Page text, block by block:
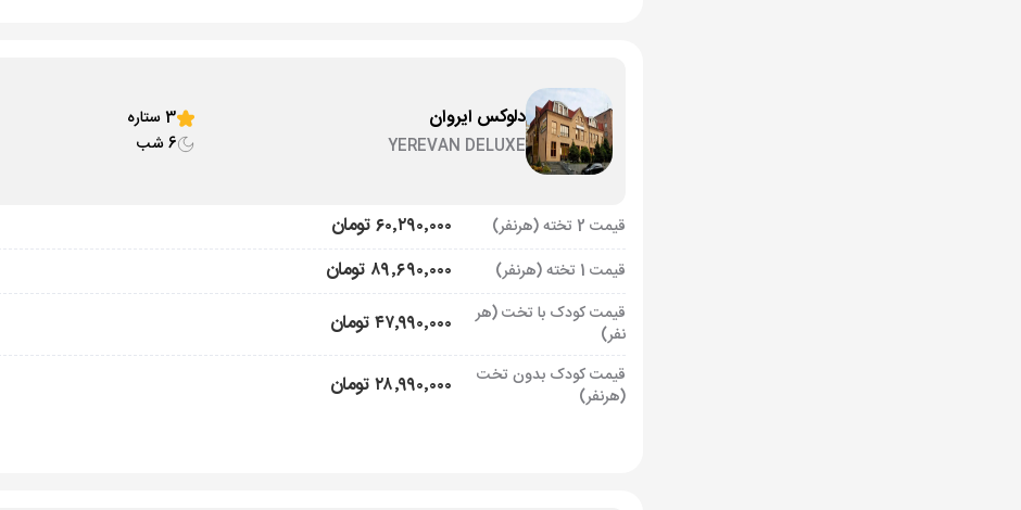
دلوکس ایروان
YEREVAN DELUXE
3 ستاره
6 شب
قیمت 2 تخته (هرنفر) ۶۰٬۲۹۰٬۰۰۰ تومان
قیمت 1 تخته (هرنفر) ۸۹٬۶۹۰٬۰۰۰ تومان
قیمت کودک با تخت (هر
نفر)
۴۷٬۹۹۰٬۰۰۰ تومان
قیمت کودک بدون تخت
(هرنفر)
۲۸٬۹۹۰٬۰۰۰ تومان